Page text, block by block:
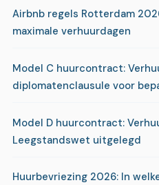
Airbnb regels Rotterdam
maximale verhuurdagen
Model C huurcontract:
diplomatenclausule voor
Model D huurcontract:
Leegstandswet uitgelegd
Huurbevriezing 2026: In